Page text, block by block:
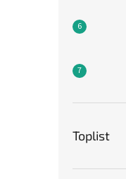
Toplist